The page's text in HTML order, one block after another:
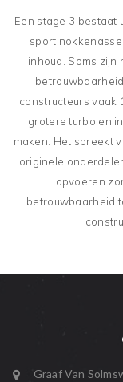
Een stage 3 bestaat
sport
inhoud. Soms
constructeurs vaak
grotere turbo en
maken. Het spreekt
originele
opvoeren
betrouwbaarheid
Graaf Van